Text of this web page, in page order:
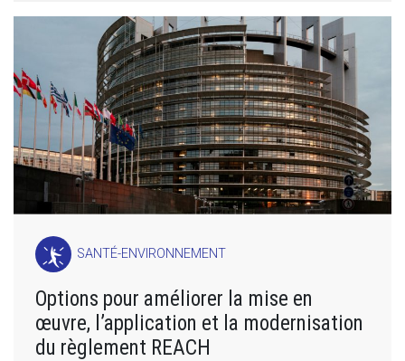
SANTÉ-ENVIRONNEMENT
Options pour améliorer la mise en
œuvre, l’application et la modernisation
du règlement REACH